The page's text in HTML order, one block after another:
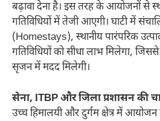
बढ़ावा देना है। इस तरह के आयोजनों से
गतिविधियों में तेजी आएगी। घाटी में
(Homestays), स्थानीय पारंपरिक
गतिविधियों को सीधा लाभ मिलेगा,
सृजन में मदद मिलेगी।
सेना, ITBP और जिला प्रशासन की
उच्च हिमालयी और दुर्गम क्षेत्र में